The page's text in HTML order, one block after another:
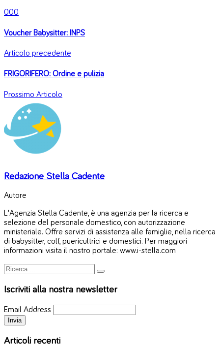
000
Voucher Babysitter: INPS
Articolo precedente
FRIGORIFERO: Ordine e pulizia
Prossimo Articolo
Redazione Stella Cadente
Autore
L'Agenzia Stella Cadente, è una agenzia per la ricerca e
selezione del personale domestico, con autorizzazione
ministeriale. Offre servizi di assistenza alle famiglie, nella ricerca
di babysitter, colf, puericultrici e domestici. Per maggiori
informazioni visita il nostro portale: www.i-stella.com
Iscriviti alla nostra newsletter
Email Address
Articoli recenti